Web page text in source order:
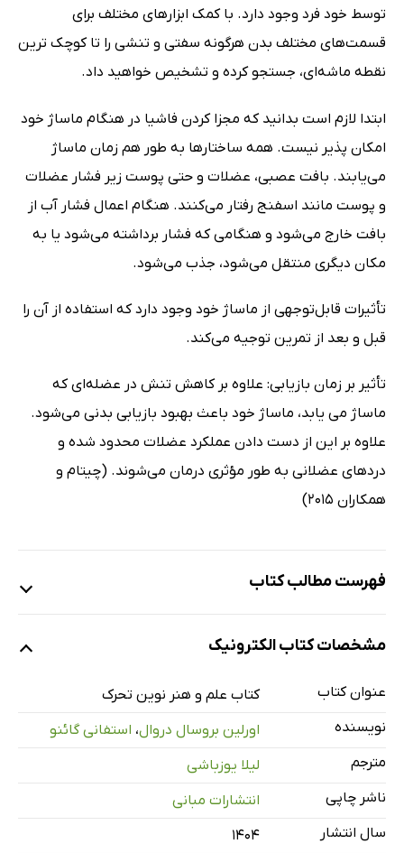
توسط خود فرد وجود دارد. با کمک ابزارهای مختلف برای
قسمت‌های مختلف بدن هرگونه سفتی و تنشی را تا کوچک ترین
نقطه ماشه‌ای، جستجو کرده و تشخیص خواهید داد.
ابتدا لازم است بدانید که مجزا کردن فاشیا در هنگام ماساژ خود
امکان پذیر نیست. همه ساختارها به طور هم زمان ماساژ
می‌یابند. بافت عصبی، عضلات و حتى پوست زیر فشار عضلات
و پوست مانند اسفنج رفتار می‌کنند. هنگام اعمال فشار آب از
بافت خارج می‌شود و هنگامی که فشار برداشته می‌شود یا به
مکان دیگری منتقل می‌شود، جذب می‌شود.
تأثیرات قابل‌توجهی از ماساژ خود وجود دارد که استفاده از آن را
قبل و بعد از تمرین توجیه می‌کند.
تأثیر بر زمان بازیابی: علاوه بر کاهش تنش در عضله‌ای که
ماساژ می یابد، ماساژ خود باعث بهبود بازیابی بدنی می‌شود.
علاوه بر این از دست دادن عملکرد عضلات محدود شده و
دردهای عضلانی به طور مؤثری درمان می‌شوند. (چیتام و
همکاران 2015)
فهرست مطالب کتاب
02. نقاط ماشه‌ای
آیا ماساژ باید دردناک باشد؟
نوار خاصرهای درشت نئی
از تکنیک ماساژ خود تا گرم کردن
04. مبارزه با درد
مشخصات کتاب الکترونیک
عنوان کتاب
کتاب علم و هنر نوین تحرک
نویسنده
اورلین بروسال دروال، استفانی گائنو
مترجم
لیلا یوزباشی
ناشر چاپی
انتشارات مبانی
سال انتشار
۱۴۰۴